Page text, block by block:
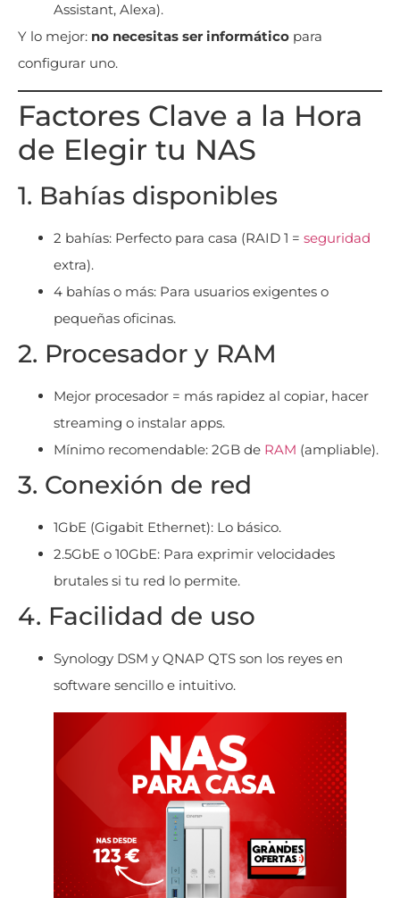
Assistant, Alexa).
Y lo mejor: no necesitas ser informático para
configurar uno.
Factores Clave a la Hora
de Elegir tu NAS
1. Bahías disponibles
2 bahías: Perfecto para casa (RAID 1 = seguridad
extra).
4 bahías o más: Para usuarios exigentes o
pequeñas oficinas.
2. Procesador y RAM
Mejor procesador = más rapidez al copiar, hacer
streaming o instalar apps.
Mínimo recomendable: 2GB de RAM (ampliable).
3. Conexión de red
1GbE (Gigabit Ethernet): Lo básico.
2.5GbE o 10GbE: Para exprimir velocidades
brutales si tu red lo permite.
4. Facilidad de uso
Synology DSM y QNAP QTS son los reyes en
software sencillo e intuitivo.